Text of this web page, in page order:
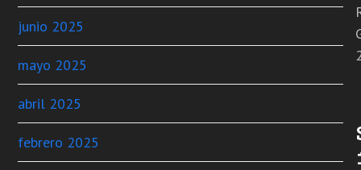
junio 2025
mayo 2025
abril 2025
febrero 2025